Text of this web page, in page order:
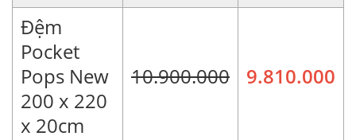
Đệm
Pocket
Pops New
200 x 220
x 20cm
10.900.000 9.810.000